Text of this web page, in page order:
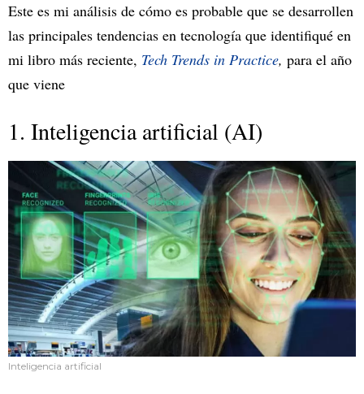
Este es mi análisis de cómo es probable que se desarrollen
las principales tendencias en tecnología que identifiqué en
mi libro más reciente, Tech Trends in Practice, para el año
que viene
1. Inteligencia artificial (AI)
Inteligencia artificial